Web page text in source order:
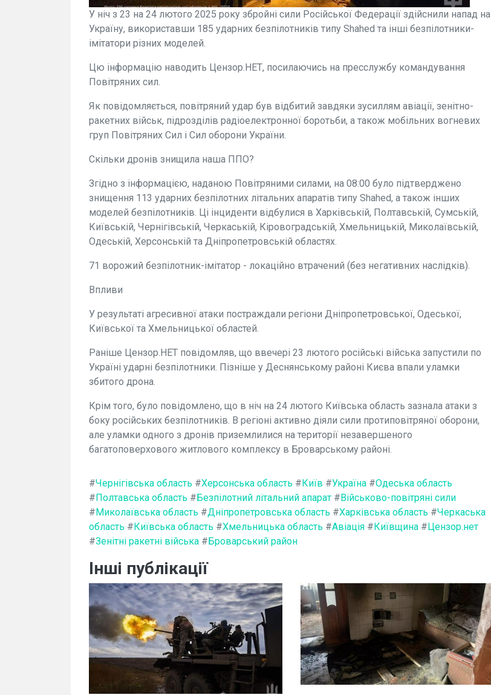
У ніч з 23 на 24 лютого 2025 року збройні сили Російської Федерації здійснили напад на
Україну, використавши 185 ударних безпілотників типу Shahed та інші безпілотники-
імітатори різних моделей.
Цю інформацію наводить Цензор.НЕТ, посилаючись на пресслужбу командування
Повітряних сил.
Як повідомляється, повітряний удар був відбитий завдяки зусиллям авіації, зенітно-
ракетних військ, підрозділів радіоелектронної боротьби, а також мобільних вогневих
груп Повітряних Сил і Сил оборони України.
Скільки дронів знищила наша ППО?
Згідно з інформацією, наданою Повітряними силами, на 08:00 було підтверджено
знищення 113 ударних безпілотних літальних апаратів типу Shahed, а також інших
моделей безпілотників. Ці інциденти відбулися в Харківській, Полтавській, Сумській,
Київській, Чернігівській, Черкаській, Кіровоградській, Хмельницькій, Миколаївській,
Одеській, Херсонській та Дніпропетровській областях.
71 ворожий безпілотник-імітатор - локаційно втрачений (без негативних наслідків).
Впливи
У результаті агресивної атаки постраждали регіони Дніпропетровської, Одеської,
Київської та Хмельницької областей.
Раніше Цензор.НЕТ повідомляв, що ввечері 23 лютого російські війська запустили по
Україні ударні безпілотники. Пізніше у Деснянському районі Києва впали уламки
збитого дрона.
Крім того, було повідомлено, що в ніч на 24 лютого Київська область зазнала атаки з
боку російських безпілотників. В регіоні активно діяли сили протиповітряної оборони,
але уламки одного з дронів приземлилися на території незавершеного
багатоповерхового житлового комплексу в Броварському районі.
#Чернігівська область #Херсонська область #Київ #Україна #Одеська область
#Полтавська область #Безпілотний літальний апарат #Військово-повітряні сили
#Миколаївська область #Дніпропетровська область #Харківська область #Черкаська
область #Київська область #Хмельницька область #Авіація #Київщина #Цензор.нет
#Зенітні ракетні війська #Броварський район
Інші публікації